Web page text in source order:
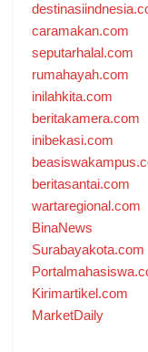
caramakan.com
seputarhalal.com
rumahayah.com
inilahkita.com
beritakamera.com
inibekasi.com
beritasantai.com
wartaregional.com
BinaNews
Surabayakota.com
Kirimartikel.com
MarketDaily